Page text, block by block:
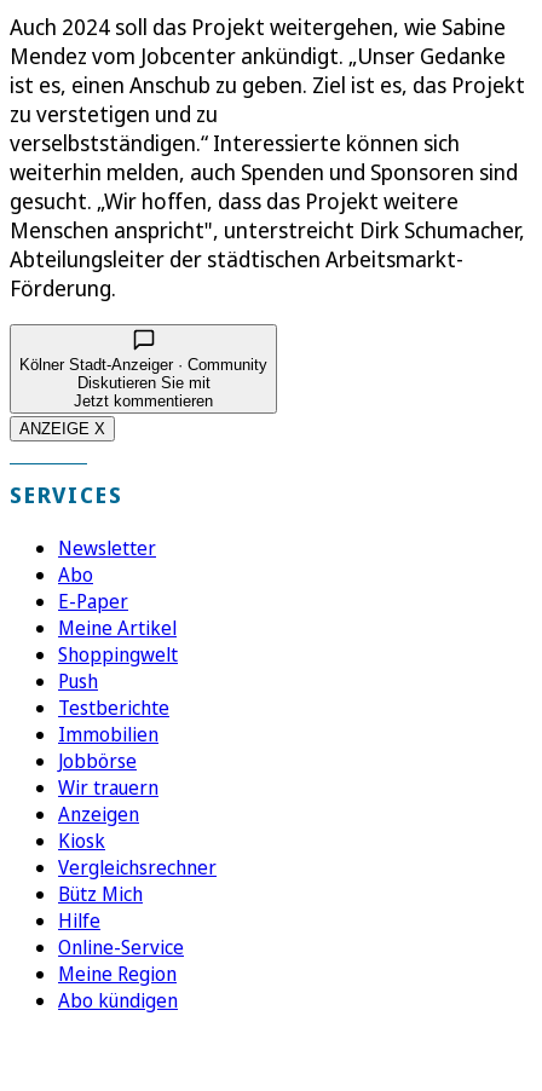
Auch 2024 soll das Projekt weitergehen, wie Sabine
Mendez vom Jobcenter ankündigt. „Unser Gedanke
ist es, einen Anschub zu geben. Ziel ist es, das Projekt
zu verstetigen und zu
verselbstständigen.“ Interessierte können sich
weiterhin melden, auch Spenden und Sponsoren sind
gesucht. „Wir hoffen, dass das Projekt weitere
Menschen anspricht", unterstreicht Dirk Schumacher,
Abteilungsleiter der städtischen Arbeitsmarkt-
Förderung.
Kölner Stadt-Anzeiger · Community
Diskutieren Sie mit
Jetzt kommentieren
ANZEIGE X
SERVICES
Newsletter
Abo
E-Paper
Meine Artikel
Shoppingwelt
Push
Testberichte
Immobilien
Jobbörse
Wir trauern
Anzeigen
Kiosk
Vergleichsrechner
Bütz Mich
Hilfe
Online-Service
Meine Region
Abo kündigen